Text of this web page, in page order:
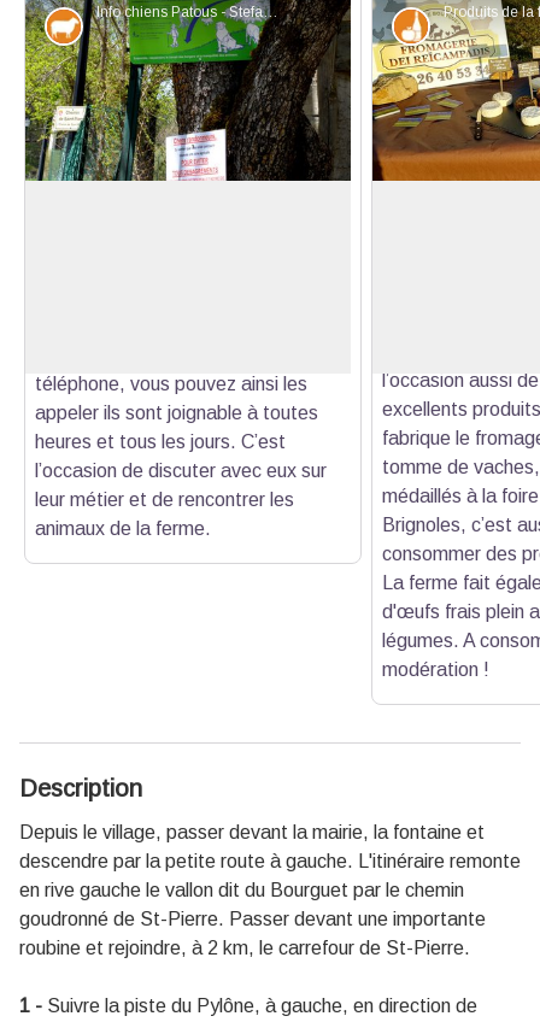
Info chiens Patous - Stefano Blanc - PNR Verdon
Elevage et pastoralisme
téléphone, vous pouvez ainsi les
appeler ils sont joignable à toutes
heures et tous les jours. C’est
l’occasion de discuter avec eux sur
leur métier et de rencontrer les
animaux de la ferme.
Produits du
l’occasion aussi
excellents
fabrique le
tomme de
médaillés à la
Brignoles, c’est
consommer des
La ferme fait
d'œufs frais plein
légumes. A
modération !
Description
Depuis le village, passer devant la mairie, la fontaine et
descendre par la petite route à gauche. L'itinéraire remonte
en rive gauche le vallon dit du Bourguet par le chemin
goudronné de St-Pierre. Passer devant une importante
roubine et rejoindre, à 2 km, le carrefour de St-Pierre.
1 - Suivre la piste du Pylône, à gauche, en direction de